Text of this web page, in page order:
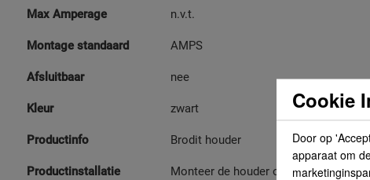
Max Amperage n.v.t.
Montage standaard AMPS
Afsluitbaar nee
Kleur zwart
Productinfo Brodit houder
Productinstallatie
Monteer de houder op een ProClip
Cookie
Door op
apparaat om